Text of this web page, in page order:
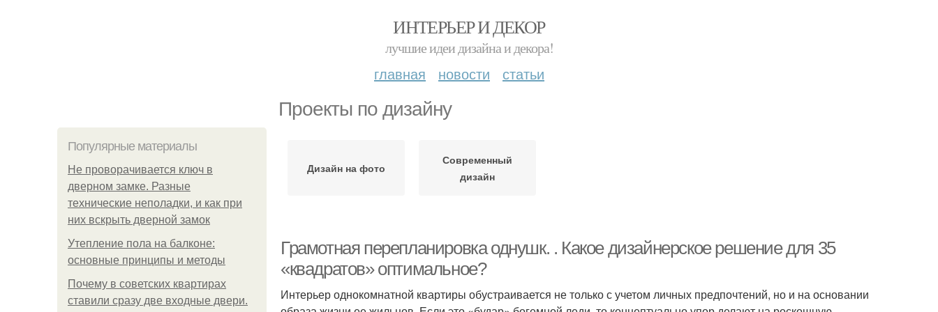
ИНТЕРЬЕР И ДЕКОР
лучшие идеи дизайна и декора!
главная новости статьи
Проекты по дизайну
Популярные материалы
Не проворачивается ключ в
дверном замке. Разные
технические неполадки, и как при
них вскрыть дверной замок
Утепление пола на балконе:
основные принципы и методы
Почему в советских квартирах
ставили сразу две входные двери.
Дизайн на фото
Современный
дизайн
Грамотная перепланировка однушк. . Какое дизайнерское решение для 35
«квадратов» оптимальное?
Интерьер однокомнатной квартиры обустраивается не только с учетом личных предпочтений, но и на основании